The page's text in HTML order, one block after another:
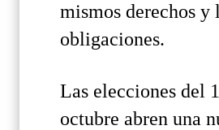
mismos derechos y
obligaciones.
Las elecciones del
octubre abren una